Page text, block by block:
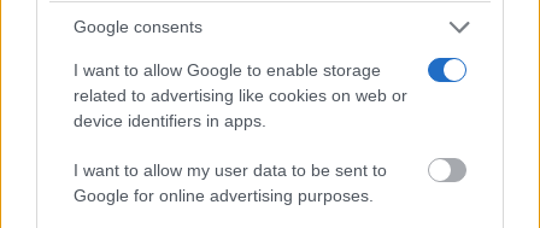
Google consents
I want to allow Google to enable storage
related to advertising like cookies on web or
device identifiers in apps.
I want to allow my user data to be sent to
Google for online advertising purposes.
Por último, recordar quela Gerencia de Atención
modelo de gestión responsable y sostenible, con un
enfoque en la mejora ambiental, la eficiencia de los
recursos y la innovación en infraestructuras sanitarias.
Estas iniciativas refuerzan el compromiso del